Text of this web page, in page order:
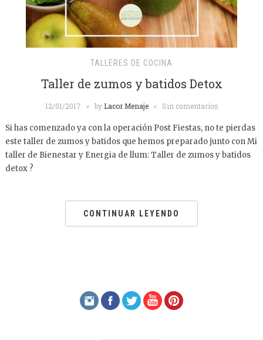
TALLERES DE COCINA
Taller de zumos y batidos Detox
12/01/2017 by Lacor Menaje Sin comentarios
Si has comenzado ya con la operación Post Fiestas, no te pierdas
este taller de zumos y batidos que hemos preparado junto con Mi
taller de Bienestar y Energia de llum: Taller de zumos y batidos
detox ?
CONTINUAR LEYENDO